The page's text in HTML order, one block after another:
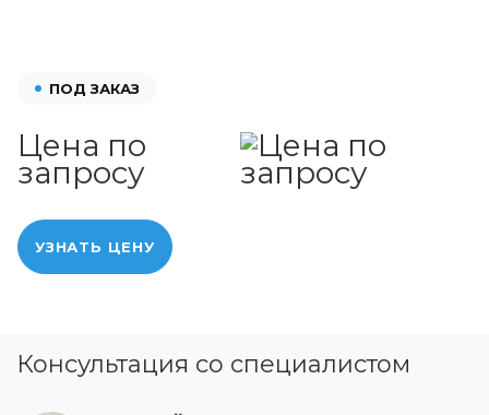
ПОД ЗАКАЗ
Цена по
запросу
УЗНАТЬ ЦЕНУ
Консультация со специалистом